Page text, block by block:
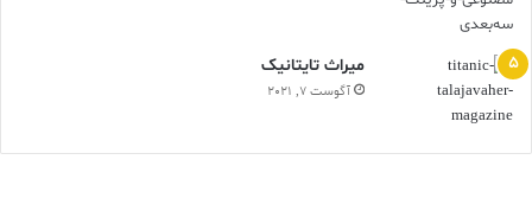
ميراث تايتانيک
آگوست 7, 2021